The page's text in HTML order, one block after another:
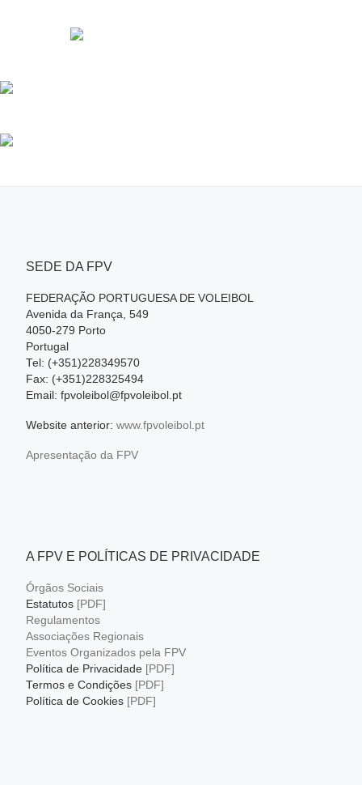
SEDE DA FPV
FEDERAÇÃO PORTUGUESA DE VOLEIBOL
Avenida da França, 549
4050-279 Porto
Portugal
Tel: (+351)228349570
Fax: (+351)228325494
Email: fpvoleibol@fpvoleibol.pt
Website anterior: www.fpvoleibol.pt
Apresentação da FPV
A FPV E POLÍTICAS DE PRIVACIDADE
Órgãos Sociais
Estatutos [PDF]
Regulamentos
Associações Regionais
Eventos Organizados pela FPV
Política de Privacidade [PDF]
Termos e Condições [PDF]
Política de Cookies [PDF]